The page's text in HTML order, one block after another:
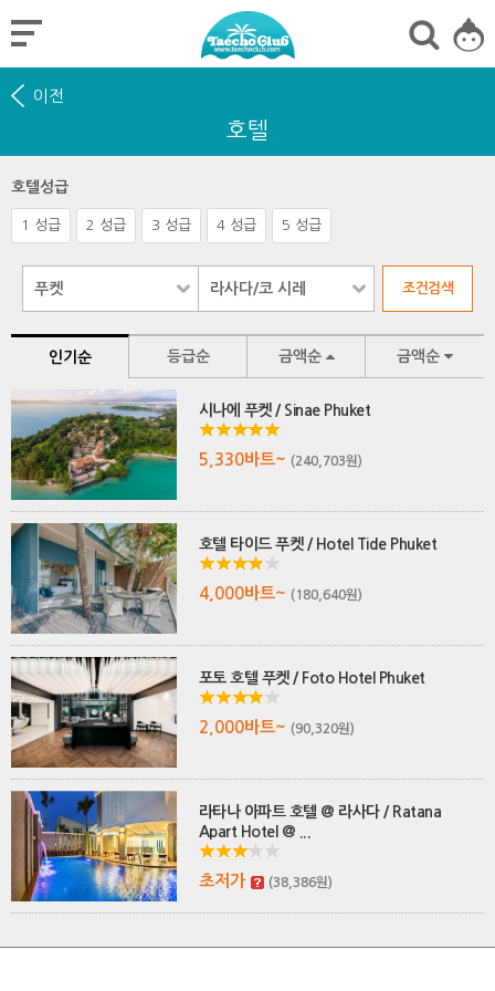
이전
호텔
호텔성급
1 성급 2 성급 3 성급 4 성급 5 성급
인기순 등급순 금액순 금액순
시나에 푸켓 / Sinae Phuket
5,330바트~ (240,703원)
호텔 타이드 푸켓 / Hotel Tide Phuket
4,000바트~ (180,640원)
포토 호텔 푸켓 / Foto Hotel Phuket
2,000바트~ (90,320원)
라타나 아파트 호텔 @ 라사다 / Ratana
Apart Hotel @ ...
초저가 (38,386원)